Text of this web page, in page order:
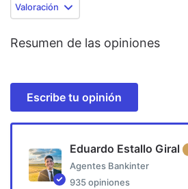
Valoración
Resumen de las opiniones
Escribe tu opinión
Eduardo Estallo Giral
Agentes Bankinter
935 opiniones